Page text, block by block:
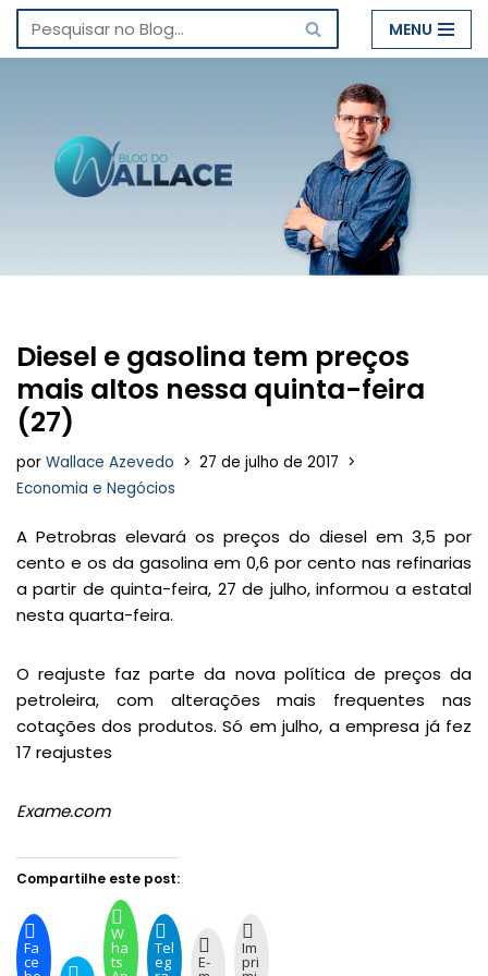
Pular
conteúdo
MENU
Diesel e gasolina tem preços
mais altos nessa quinta-feira
(27)
por Wallace Azevedo
27 de julho de 2017
Economia e Negócios
A Petrobras elevará os preços do diesel em 3,5 por
cento e os da gasolina em 0,6 por cento nas refinarias
a partir de quinta-feira, 27 de julho, informou a estatal
nesta quarta-feira.
O reajuste faz parte da nova política de preços da
petroleira, com alterações mais frequentes nas
cotações dos produtos. Só em julho, a empresa já fez
17 reajustes
Exame.com
Compartilhe este post:
Fa
ce
W
ha
ts
Tel
eg E-
Im
pri